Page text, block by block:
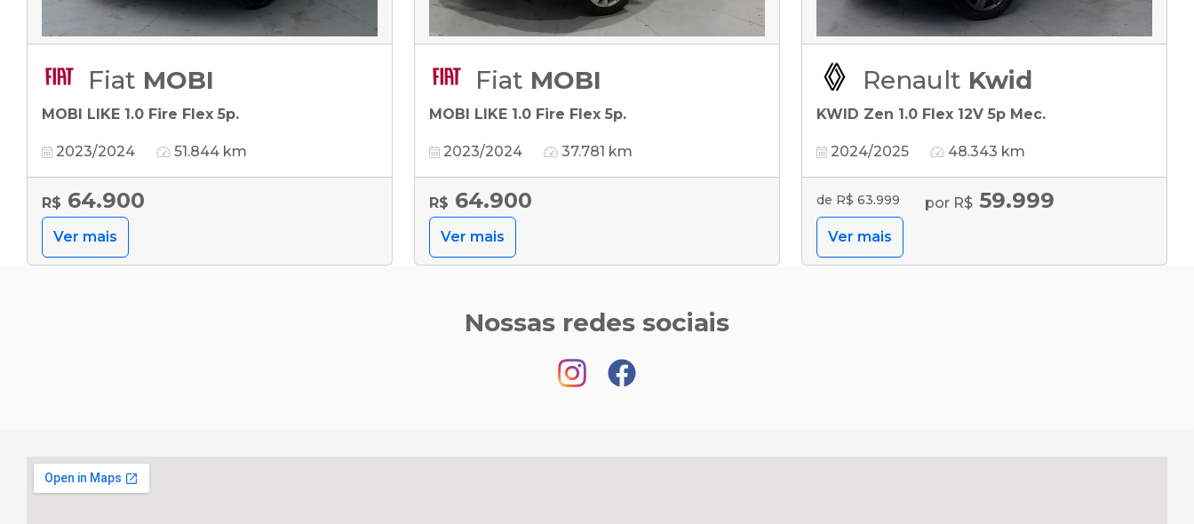
Fiat MOBI
MOBI LIKE 1.0 Fire Flex 5p.
2023/2024 51.844 km
R$ 64.900
Ver mais
Fiat MOBI
MOBI LIKE 1.0 Fire Flex 5p.
2023/2024 37.781 km
R$ 64.900
Ver mais
Renault Kwid
KWID Zen 1.0 Flex 12V 5p Mec.
2024/2025 48.343 km
de R$ 63.999 por R$ 59.999
Ver mais
Nossas redes sociais